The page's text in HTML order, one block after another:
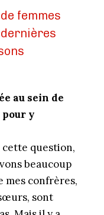
femmes
dernières
au sein de
pour y
question,
beaucoup
mes confrères,
sont